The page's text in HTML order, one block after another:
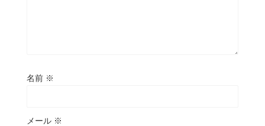
名前 ※
メール ※